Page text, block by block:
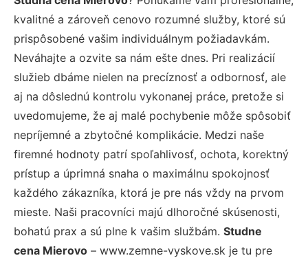
kvalitné a zároveň cenovo rozumné služby, ktoré sú
prispôsobené vašim individuálnym požiadavkám.
Neváhajte a ozvite sa nám ešte dnes. Pri realizácií
služieb dbáme nielen na precíznosť a odbornosť, ale
aj na dôslednú kontrolu vykonanej práce, pretože si
uvedomujeme, že aj malé pochybenie môže spôsobiť
nepríjemné a zbytočné komplikácie. Medzi naše
firemné hodnoty patrí spoľahlivosť, ochota, korektný
prístup a úprimná snaha o maximálnu spokojnosť
každého zákazníka, ktorá je pre nás vždy na prvom
mieste. Naši pracovníci majú dlhoročné skúsenosti,
bohatú prax a sú plne k vašim službám. Studne
cena Mierovo – www.zemne-vyskove.sk je tu pre